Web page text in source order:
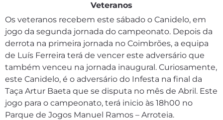
Veteranos
Os veteranos recebem este sábado o Canidelo, em
jogo da segunda jornada do campeonato. Depois da
derrota na primeira jornada no Coimbrões, a equipa
de Luís Ferreira terá de vencer este adversário que
também venceu na jornada inaugural. Curiosamente,
este Canidelo, é o adversário do Infesta na final da
Taça Artur Baeta que se disputa no mês de Abril. Este
jogo para o campeonato, terá inicio às 18h00 no
Parque de Jogos Manuel Ramos – Arroteia.